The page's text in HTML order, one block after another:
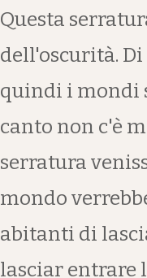
Questa
dell'oscurità.
quindi i mondi
canto non c'è
serratura
mondo
abitanti di
lasciar entrare